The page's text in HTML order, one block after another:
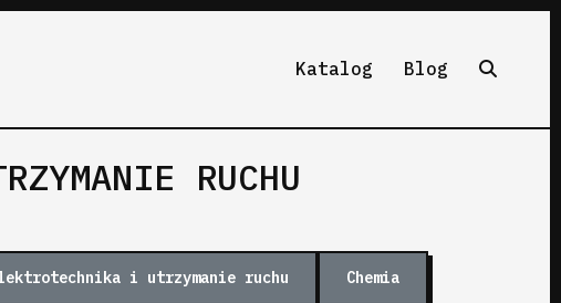
Katalog Blog
RUCHU
i utrzymanie ruchu Chemia